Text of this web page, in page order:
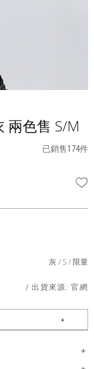
兩色售 S/M
已銷售174件
灰 S 限量
/ 出貨來源:官網